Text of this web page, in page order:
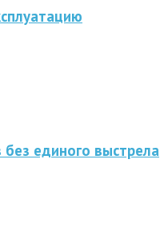
единого выстрела